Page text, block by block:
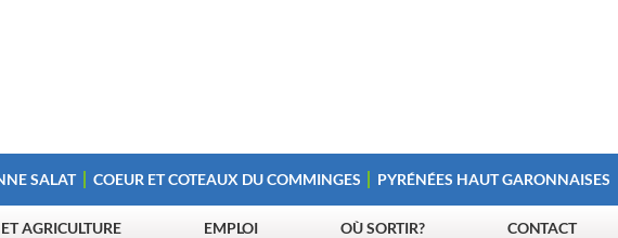
SALAT COEUR ET COTEAUX DU COMMINGES PYRÉNÉES HAUT GARONNAISES
AGRICULTURE EMPLOI OÙ SORTIR? CONTACT